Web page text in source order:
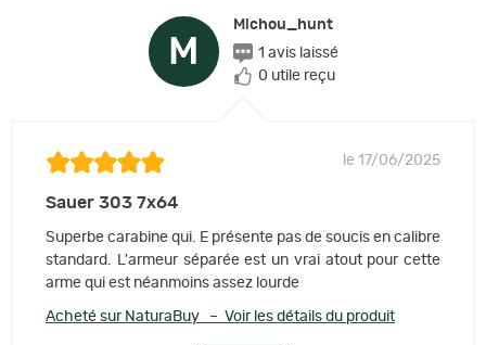
M
Michou_hunt
1 avis laissé
0 utile reçu
le 17/06/2025
Sauer 303 7x64
Superbe carabine qui. E présente pas de soucis en calibre
standard. L'armeur séparée est un vrai atout pour cette
arme qui est néanmoins assez lourde
Acheté sur NaturaBuy – Voir les détails du produit